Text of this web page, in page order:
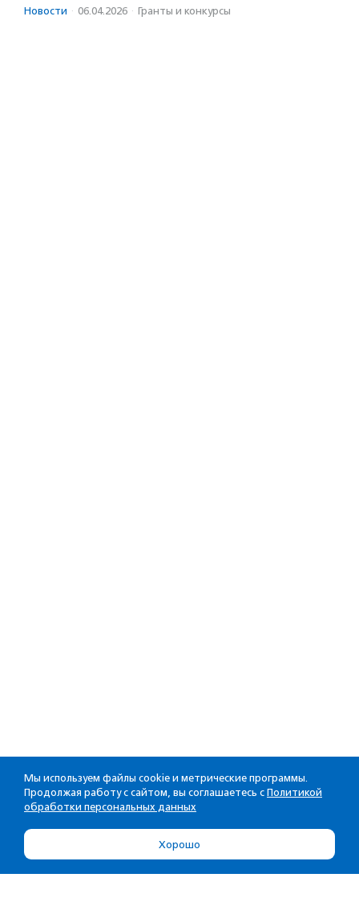
Новости · 06.04.2026 · Гранты и конкурсы
Мы используем файлы cookie и метрические программы.
Продолжая работу с сайтом, вы соглашаетесь с Политикой
обработки персональных данных
Хорошо